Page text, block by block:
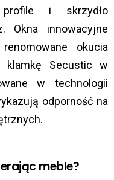
profile i skrzydło
Okna innowacyjne
okucia
klamkę Secustic w
w technologii
odporność na
meble?